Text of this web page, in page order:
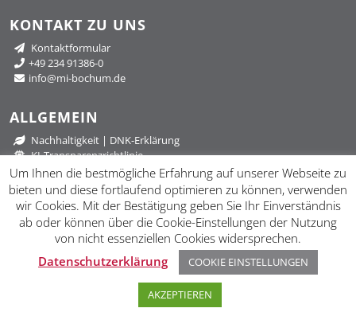
KONTAKT ZU UNS
Kontaktformular
+49 234 91386-0
info@mi-bochum.de
ALLGEMEIN
Nachhaltigkeit | DNK-Erklärung
KI-Transparenzrichtlinie
Datenschutzerklärung
Impressum
Aus dem en des Ruhrgebiets. |
klimaneutral gehostet
mib Management Institut Bochum GmbH. All Rights
Reserved.
Um Ihnen die bestmögliche Erfahrung auf unserer Webseite zu
bieten und diese fortlaufend optimieren zu können, verwenden
wir Cookies. Mit der Bestätigung geben Sie Ihr Einverständnis
ab oder können über die Cookie-Einstellungen der Nutzung
von nicht essenziellen Cookies widersprechen.
Datenschutzerklärung
COOKIE EINSTELLUNGEN
AKZEPTIEREN